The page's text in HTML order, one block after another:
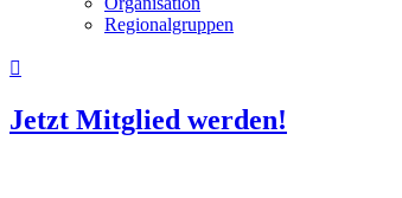
Regionalgruppen

Jetzt Mitglied werden!